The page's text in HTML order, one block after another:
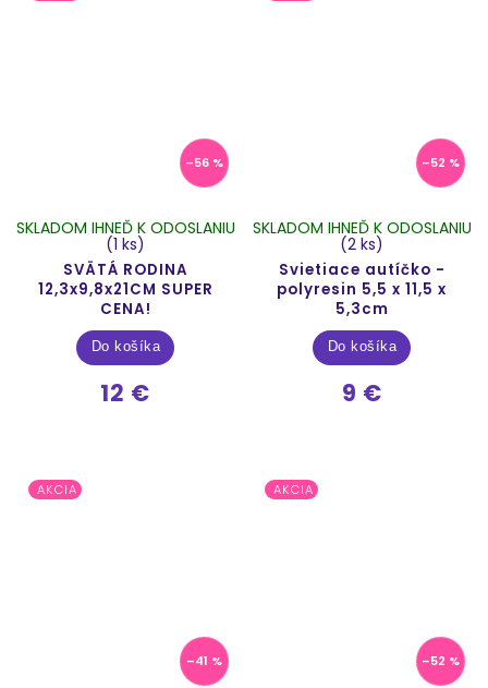
–56 %
SVÄTÁ RODINA
12,3x9,8x21CM SUPER
CENA!
SKLADOM IHNEĎ K ODOSLANIU
(1 ks)
12 €
Do košíka
–52 %
Svietiace autíčko -
polyresin 5,5 x 11,5 x
5,3cm
SKLADOM IHNEĎ K ODOSLANIU
(2 ks)
9 €
Do košíka
AKCIA
–41 %
AKCIA
–52 %